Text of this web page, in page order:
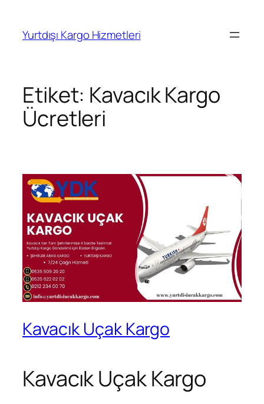
Yurtdışı Kargo Hizmetleri
Etiket: Kavacık Kargo
Ücretleri
Kavacık Uçak Kargo
Kavacık Uçak Kargo